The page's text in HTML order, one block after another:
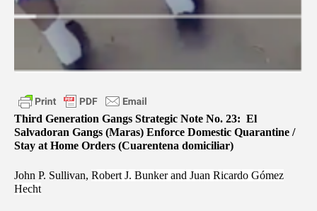
Third Generation Gangs Strategic Note No. 23: El
Salvadoran Gangs (Maras) Enforce Domestic Quarantine /
Stay at Home Orders (Cuarentena domiciliar)
John P. Sullivan, Robert J. Bunker and Juan Ricardo Gómez
Hecht